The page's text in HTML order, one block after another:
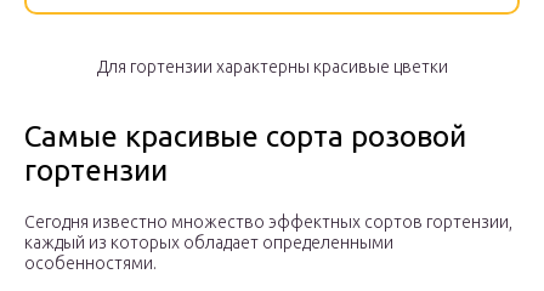
Для гортензии характерны красивые цветки
Самые красивые сорта розовой
гортензии
Сегодня известно множество эффектных сортов гортензии,
каждый из которых обладает определенными
особенностями.